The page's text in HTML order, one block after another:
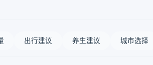
出行建议 养生建议 城市选择